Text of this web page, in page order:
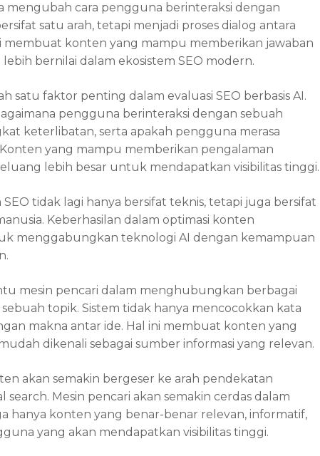
mengubah cara pengguna berinteraksi dengan
satu arah, tetapi menjadi proses dialog antara
membuat konten yang mampu memberikan jawaban
bernilai dalam ekosistem SEO modern.
satu faktor penting dalam evaluasi SEO berbasis AI.
pengguna berinteraksi dengan sebuah
keterlibatan, serta apakah pengguna merasa
yang mampu memberikan pengalaman
lebih besar untuk mendapatkan visibilitas tinggi.
tidak lagi hanya bersifat teknis, tetapi juga bersifat
Keberhasilan dalam optimasi konten
menggabungkan teknologi AI dengan kemampuan
mesin pencari dalam menghubungkan berbagai
topik. Sistem tidak hanya mencocokkan kata
makna antar ide. Hal ini membuat konten yang
dikenali sebagai sumber informasi yang relevan.
akan semakin bergeser ke arah pendekatan
search. Mesin pencari akan semakin cerdas dalam
hanya konten yang benar-benar relevan, informatif,
yang akan mendapatkan visibilitas tinggi.